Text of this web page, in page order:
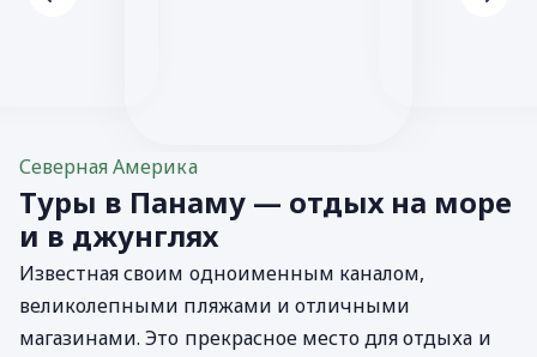
Северная Америка
Туры в Панаму — отдых на море
и в джунглях
Известная своим одноименным каналом,
великолепными пляжами и отличными
магазинами. Это прекрасное место для отдыха и